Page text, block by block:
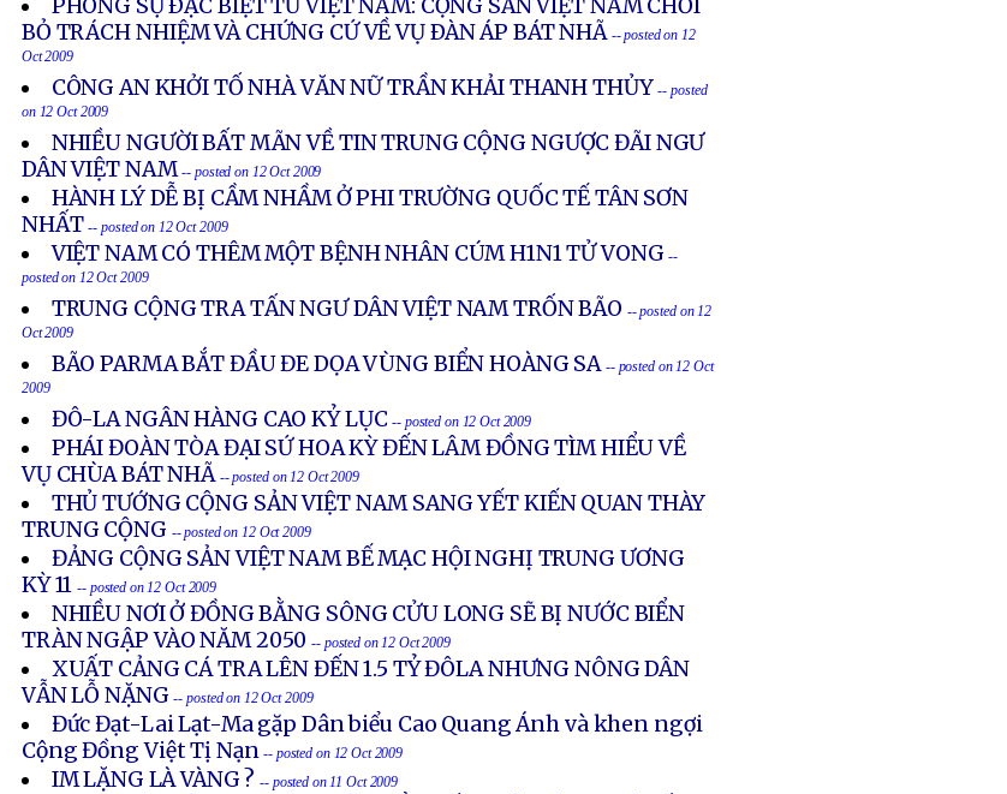
PHÓNG SỰ ÐẶC BIỆT TỪ VIỆT NAM: CỘNG SẢN VIỆT NAM CHỐI
BỎ TRÁCH NHIỆM VÀ CHỨNG CỨ VỀ VỤ ÐÀN ÁP BÁT NHÃ -- posted on 12
Oct 2009
CÔNG AN KHỞI TỐ NHÀ VĂN NỮ TRẦN KHẢI THANH THỦY -- posted
on 12 Oct 2009
NHIỀU NGƯỜI BẤT MÃN VỀ TIN TRUNG CỘNG NGƯỢC ĐÃI NGƯ
DÂN VIỆT NAM -- posted on 12 Oct 2009
HÀNH LÝ DỄ BỊ CẦM NHẦM Ở PHI TRƯỜNG QUỐC TẾ TÂN SƠN
NHẤT -- posted on 12 Oct 2009
VIỆT NAM CÓ THÊM MỘT BỆNH NHÂN CÚM H1N1 TỬ VONG --
posted on 12 Oct 2009
TRUNG CỘNG TRA TẤN NGƯ DÂN VIỆT NAM TRỐN BÃO -- posted on 12
Oct 2009
BÃO PARMA BẮT ĐẦU ĐE DỌA VÙNG BIỂN HOÀNG SA -- posted on 12 Oct
2009
ĐÔ-LA NGÂN HÀNG CAO KỶ LỤC -- posted on 12 Oct 2009
PHÁI ĐOÀN TÒA ĐẠI SỨ HOA KỲ ĐẾN LÂM ĐỒNG TÌM HIỂU VỀ
VỤ CHÙA BÁT NHÃ -- posted on 12 Oct 2009
THỦ TƯỚNG CỘNG SẢN VIỆT NAM SANG YẾT KIẾN QUAN THÀY
TRUNG CỘNG -- posted on 12 Oct 2009
ĐẢNG CỘNG SẢN VIỆT NAM BẾ MẠC HỘI NGHỊ TRUNG ƯƠNG
KỲ 11 -- posted on 12 Oct 2009
NHIỀU NƠI Ở ĐỒNG BẰNG SÔNG CỬU LONG SẼ BỊ NƯỚC BIỂN
TRÀN NGẬP VÀO NĂM 2050 -- posted on 12 Oct 2009
XUẤT CẢNG CÁ TRA LÊN ĐẾN 1.5 TỶ ĐÔLA NHƯNG NÔNG DÂN
VẪN LỖ NẶNG -- posted on 12 Oct 2009
Đức Đạt-Lai Lạt-Ma gặp Dân biểu Cao Quang Ánh và khen ngợi
Cộng Đồng Việt Tị Nạn-- posted on 12 Oct 2009
IM LẶNG LÀ VÀNG ? -- posted on 11 Oct 2009